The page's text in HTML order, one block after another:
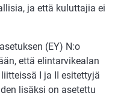
ja että kuluttajia ei
(EY) N:o
että elintarvikealan
I ja II esitettyjä
lisäksi on asetettu